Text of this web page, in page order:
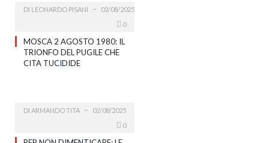
DI LEONARDO PISANI
02/08/2025
0
MOSCA 2 AGOSTO 1980: IL
TRIONFO DEL PUGILE CHE
CITA TUCIDIDE
DI ARMANDO TITA
02/08/2025
0